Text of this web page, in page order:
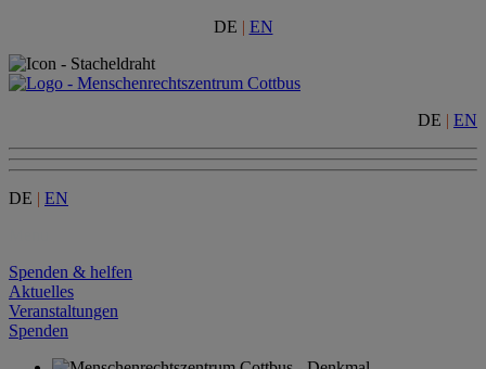
DE | EN
DE | EN
DE | EN
Spenden & helfen
Aktuelles
Veranstaltungen
Spenden